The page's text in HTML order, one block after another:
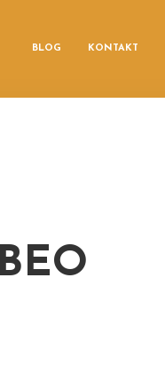
BLOG KONTAKT